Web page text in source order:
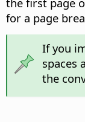
for a page
If you
spaces
the